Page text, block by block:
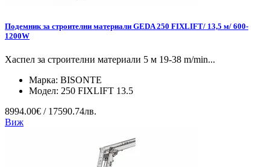
Подемник за строителни материали GEDA 250 FIXLIFT/ 13,5 м/ 600-
1200W
Хаспел за строителни материали 5 м 19-38 m/min...
Марка: BISONTE
Модел: 250 FIXLIFT 13.5
8994.00€ / 17590.74лв.
Виж